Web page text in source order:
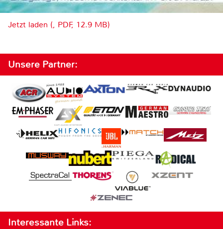
Jetzt laden (, PDF, 12.9 MB)
Unsere Partner:
Interessante Links: